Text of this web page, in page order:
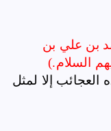
بن علي بن
السلام.)
إلا لمثل